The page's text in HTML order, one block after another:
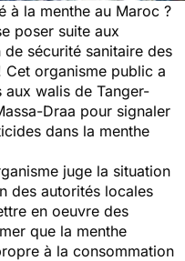
à la menthe au Maroc ?
poser suite aux
de sécurité sanitaire des
Cet organisme public a
walis de Tanger-
Draa pour signaler
dans la menthe
juge la situation
des autorités locales
en oeuvre des
que la menthe
à la consommation